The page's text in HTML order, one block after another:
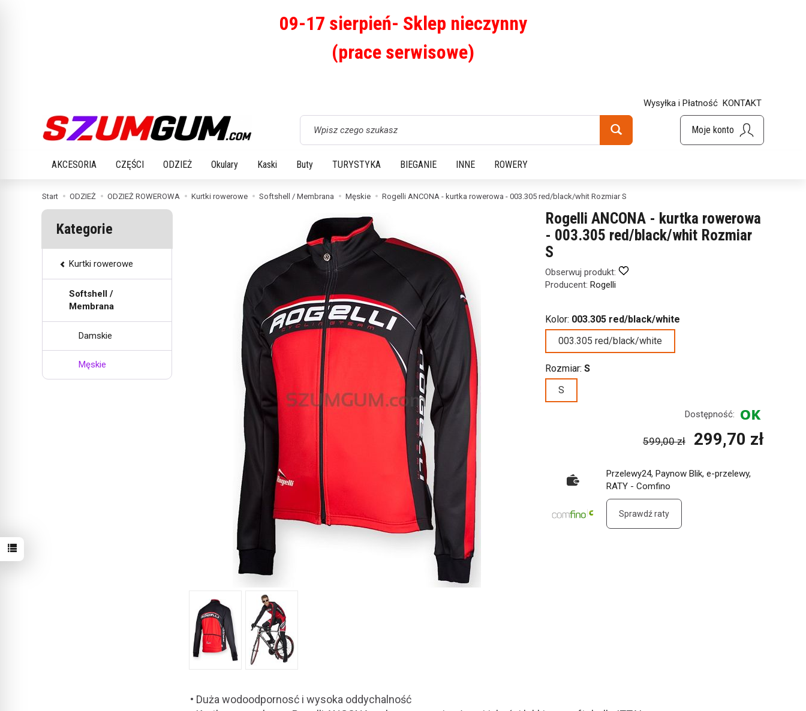
09-17 sierpień- Sklep nieczynny
(prace serwisowe)
Wysyłka i Płatność KONTAKT
Wyszukaj
AKCESORIA CZĘŚCI ODZIEŻ Okulary Kaski Buty TURYSTYKA BIEGANIE INNE ROWERY
Start ODZIEŻ ODZIEŻ ROWEROWA Kurtki rowerowe Softshell / Membrana Męskie Rogelli ANCONA - kurtka rowerowa - 003.305 red/black/whit Rozmiar S
Rogelli ANCONA - kurtka rowerowa
- 003.305 red/black/whit Rozmiar
S
Obserwuj produkt:
Producent: Rogelli
Kolor: 003.305 red/black/white
003.305 red/black/white
Rozmiar:S
S
Dostępność:
599,00 zł 299,70 zł
Przelewy24, Paynow Blik, e-przelewy,
RATY - Comfino
Sprawdź raty
• Duża wodoodpornosć i wysoka oddychalność
Kategorie
Kurtki rowerowe
Softshell /
Membrana
Damskie
Męskie